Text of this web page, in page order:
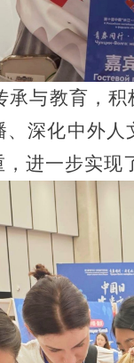
承与教育，
深化中外
进一步实现